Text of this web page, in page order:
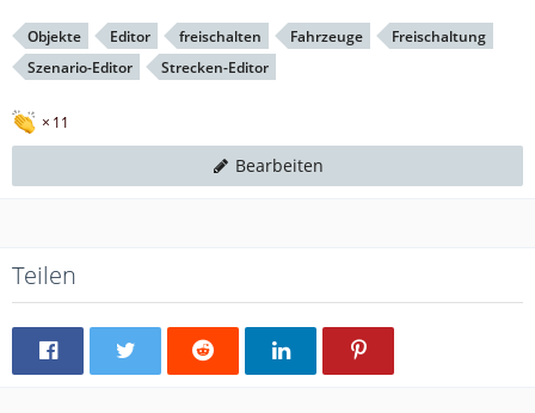
Objekte Editor freischalten Fahrzeuge
Freischaltung
Szenario-Editor
Strecken-Editor
11
Bearbeiten
Teilen